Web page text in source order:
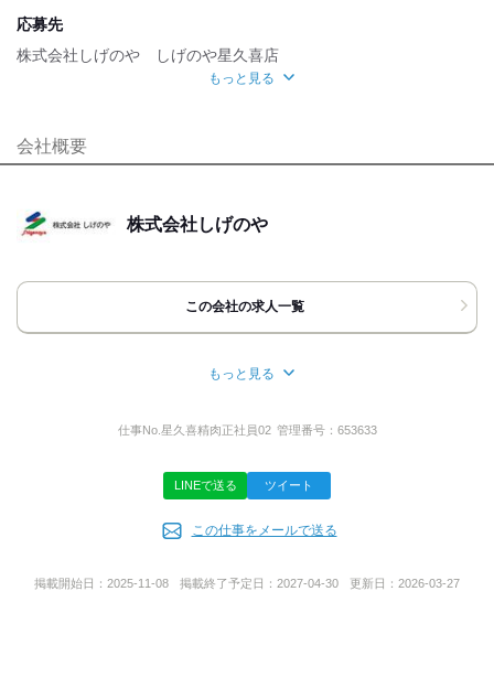
研修制度
応募先
株式会社しげのや しげのや星久喜店
[最寄駅]
千葉県 千葉市中央区⁄千葉駅 (車 10分)ほか
千葉県千葉市中央区星久喜町1202-20
応募方法
お気軽にお問い合わせください。
のみでも構いません!!
『バイトルを見て電話しました』と
【WEB応募について】
もっと見る
会社概要
株式会社しげのや
この会社の求人一覧
千葉県市原市光風台1-375-1
◆スーパーマーケット運営
もっと見る
仕事No. 星久喜精肉正社員02 管理番号： 653633
LINEで送る ツイート
この仕事をメールで送る
掲載開始日： 2025-11-08 掲載終了予定日： 2027-04-30 更新日： 2026-03-27